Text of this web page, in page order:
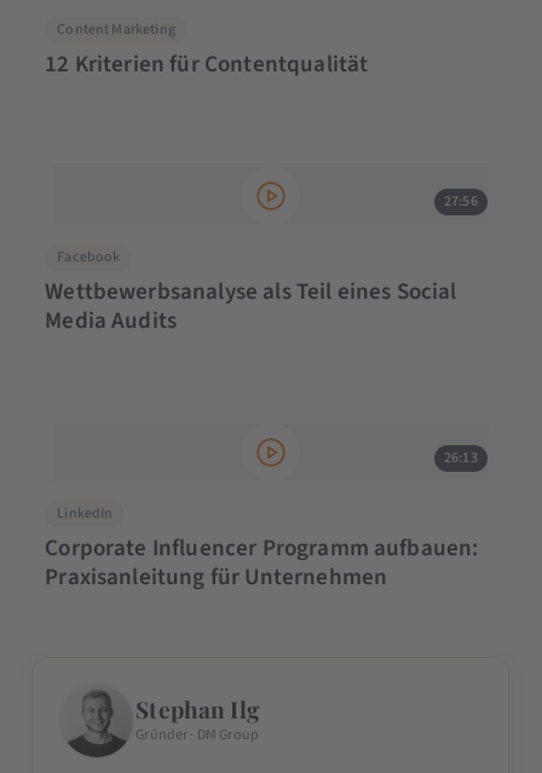
Content Marketing
12 Kriterien für Contentqualität
27:56
Facebook
Wettbewerbsanalyse als Teil eines Social
Media Audits
26:13
LinkedIn
Corporate Influencer Programm aufbauen:
Praxisanleitung für Unternehmen
Stephan Ilg
Gründer · DM Group